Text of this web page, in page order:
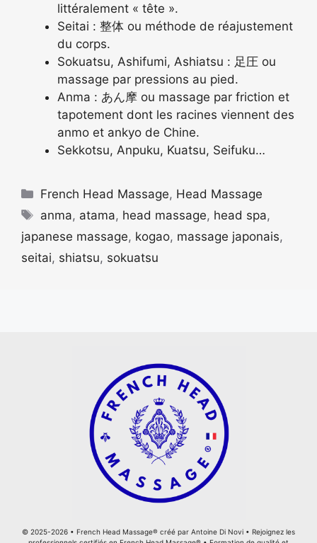
littéralement « tête ».
Seitai : 整体 ou méthode de réajustement
du corps.
Sokuatsu, Ashifumi, Ashiatsu : 足圧 ou
massage par pressions au pied.
Anma : あん摩 ou massage par friction et
tapotement dont les racines viennent des
anmo et ankyo de Chine.
Sekkotsu, Anpuku, Kuatsu, Seifuku…
Catégories
French Head Massage, Head Massage
Étiquettes
anma, atama, head massage, head spa,
japanese massage, kogao, massage japonais,
seitai, shiatsu, sokuatsu
© 2025-2026 • French Head Massage® créé par Antoine Di Novi • Rejoignez les